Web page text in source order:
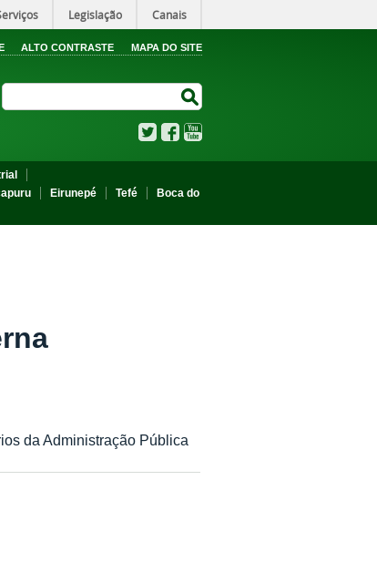
Legislação Canais
ALTO CONTRASTE MAPA DO SITE
TwitterFacebook
Eirunepé Tefé
Boca do
da Administração Pública